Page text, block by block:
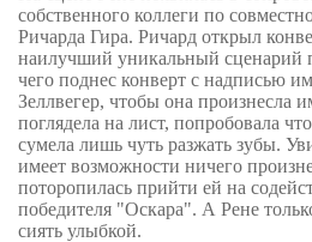
собственного коллеги по
Ричарда Гира. Ричард открыл
наилучший уникальный сценарий
чего поднес конверт с надписью
Зеллвегер, чтобы она произнесла
поглядела на лист, попробовала
сумела лишь чуть разжать зубы.
имеет возможности ничего
поторопилась прийти ей на
победителя "Оскара". А Рене
сиять улыбкой.